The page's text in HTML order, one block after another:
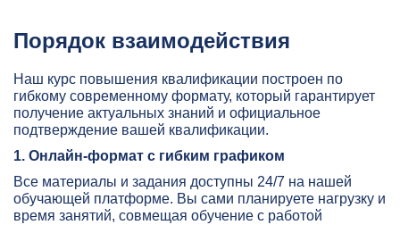
Порядок взаимодействия
Наш курс повышения квалификации построен по
гибкому современному формату, который гарантирует
получение актуальных знаний и официальное
подтверждение вашей квалификации.
1. Онлайн-формат с гибким графиком
Все материалы и задания доступны 24/7 на нашей
обучающей платформе. Вы сами планируете нагрузку и
время занятий, совмещая обучение с работой